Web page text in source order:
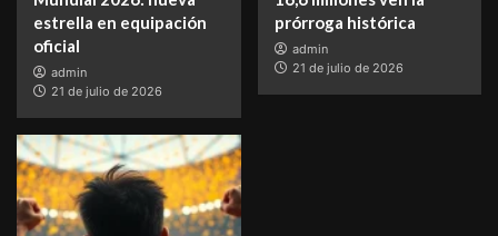
estrella en equipación
oficial
admin
21 de julio de 2026
prórroga histórica
admin
21 de julio de 2026